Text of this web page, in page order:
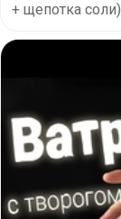
+ щепотка